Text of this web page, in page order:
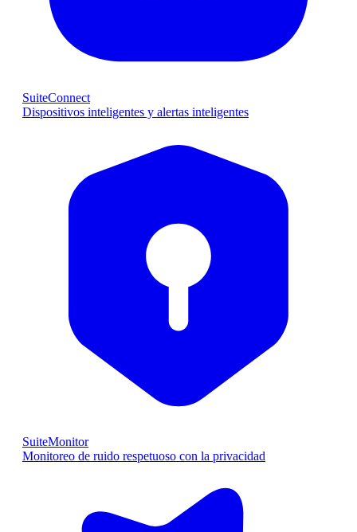
SuiteConnect
Dispositivos inteligentes y alertas inteligentes
SuiteMonitor
Monitoreo de ruido respetuoso con la privacidad